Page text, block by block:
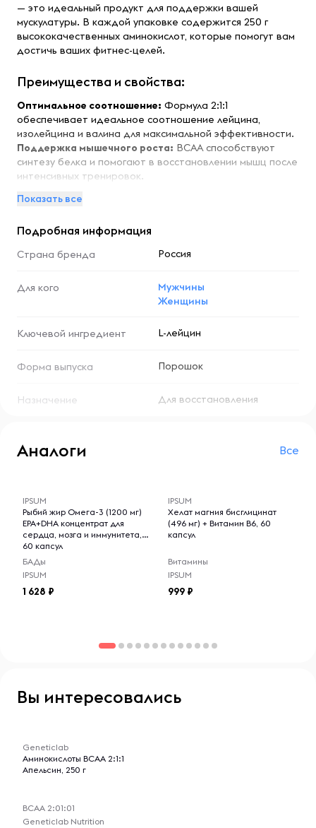
— это идеальный продукт для поддержки вашей
мускулатуры. В каждой упаковке содержится 250 г
высококачественных аминокислот, которые помогут вам
достичь ваших фитнес-целей.
Преимущества и свойства:
Оптимальное соотношение: Формула 2:1:1
обеспечивает идеальное соотношение лейцина,
изолейцина и валина для максимальной эффективности.
Поддержка мышечного роста: BCAA способствуют
синтезу белка и помогают в восстановлении мышц после
интенсивных тренировок.
использоваться организмом в качестве источника
Снижение усталости:BCAA помогают уменьшить
тренироваться дольше и интенсивнее.
тренировки способствует более быстрому
восстановлению мышц и снижению болезненности.
Особенности:
его легким и приятным в употреблении. Он идеально
стремящихся улучшить свои результаты и поддерживать
Условия хранения:
упаковки плотно закрывать, чтобы сохранить свежесть
и эффективность продукта.
Показать все
Подробная информация
Страна бренда Россия
Для кого
Мужчины
Женщины
Ключевой ингредиент L-лейцин
Форма выпуска Порошок
Назначение Для восстановления
Аналоги Все
IPSUM
Рыбий жир Омега-3 (1200 мг)
EPA+DHA концентрат для
сердца, мозга и иммунитета,
60 капсул
БАДы
IPSUM
1 628
IPSUM
Хелат магния бисглицинат
(496 мг) + Витамин B6, 60
капсул
Витамины
IPSUM
999
Вы интересовались
Geneticlab
Аминокислоты BCAA 2:1:1
Апельсин, 250 г
ВСАА 2:01:01
Geneticlab Nutrition